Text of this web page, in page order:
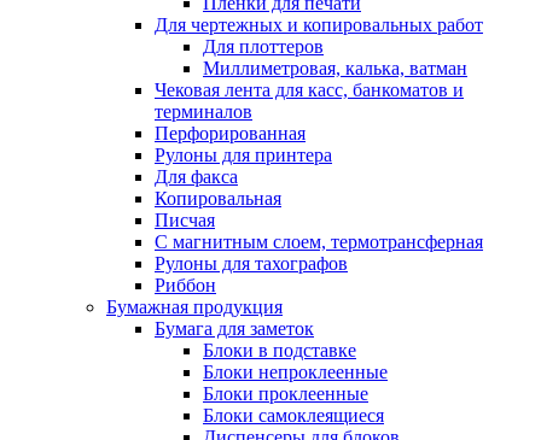
Для чертежных и копировальных работ
Для плоттеров
Миллиметровая, калька, ватман
Чековая лента для касс, банкоматов и
терминалов
Перфорированная
Рулоны для принтера
Для факса
Копировальная
Писчая
С магнитным слоем, термотрансферная
Рулоны для тахографов
Риббон
Бумажная продукция
Бумага для заметок
Блоки в подставке
Блоки непроклеенные
Блоки проклеенные
Блоки самоклеящиеся